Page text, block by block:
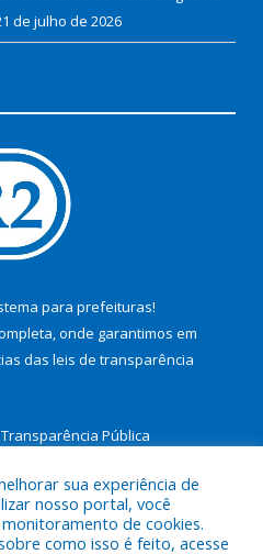
de julho de 2026
para prefeituras!
onde garantimos em
das leis de transparência
Pública
sua experiência de
nosso portal, você
de cookies.
como isso é feito, acesse